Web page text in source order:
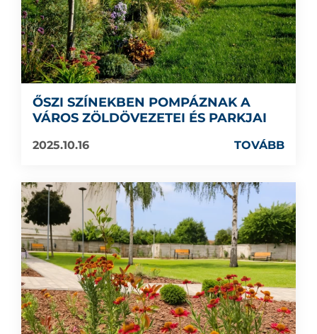
ŐSZI SZÍNEKBEN POMPÁZNAK A
VÁROS ZÖLDÖVEZETEI ÉS PARKJAI
2025.10.16 TOVÁBB